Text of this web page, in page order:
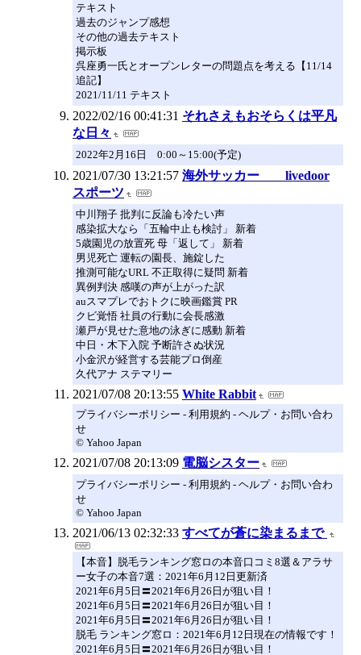
テキスト
過去のジャンプ感想
その他の過去テキスト
掲示板
呉座勇一氏とオープンレターの問題点を考える【11/14
追記】
2021/11/11 テキスト
2022/02/16 00:41:31 それさえもおそらくは平凡
な日々
2022年2月16日 0:00～15:00(予定)
2021/07/30 13:21:57 海外サッカー livedoor
スポーツ
中川翔子 批判に反論も冷たい声
感染拡大なら「五輪中止も検討」 新着
5歳園児の放置死 母「返して」 新着
男児死亡 運転の園長、施錠した
推測可能なURL 不正取得に疑問 新着
異例判決 感嘆の声が上がった訳
auスマプレでおトクに映画鑑賞 PR
クビ覚悟 社員の行動に会長感激
瀬戸が見せた意地の泳ぎに感動 新着
中日・木下入院 予断許さぬ状況
小金沢が経営する芸能プロ倒産
久代アナ ステマリー
2021/07/08 20:13:55 White Rabbit
プライバシーポリシー - 利用規約 - ヘルプ・お問い合わ
せ
© Yahoo Japan
2021/07/08 20:13:09 電脳シスター
プライバシーポリシー - 利用規約 - ヘルプ・お問い合わ
せ
© Yahoo Japan
2021/06/13 02:32:33 すべてが蒼に染まるまで
【本音】脱毛ランキング窓ロの本音口コミ8選＆アラサ
ー女子の本音7選：2021年6月12日更新済
2021年6月5日〓2021年6月26日が狙い目！
2021年6月5日〓2021年6月26日が狙い目！
2021年6月5日〓2021年6月26日が狙い目！
脱毛 ランキング窓ロ：2021年6月12日現在の情報です！
2021年6月5日〓2021年6月26日が狙い目！